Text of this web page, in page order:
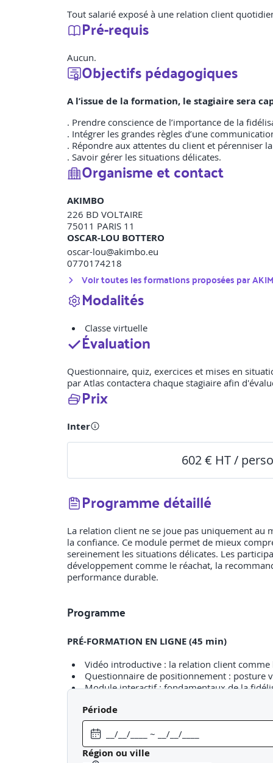
Tout salarié exposé à une relation client
Pré-requis
Aucun.
Objectifs pédagogiques
A l’issue de la formation, le stagiaire sera
. Prendre conscience de l’importance de la
. Intégrer les grandes règles d’une
. Répondre aux attentes du client et pérenniser
. Savoir gérer les situations délicates.
Organisme et contact
AKIMBO
226 BD VOLTAIRE
75011 PARIS 11
OSCAR-LOU BOTTERO
oscar-lou@akimbo.eu
0770174218
Voir toutes les formations proposées par
Modalités
Classe virtuelle
Évaluation
Questionnaire, quiz, exercices et mises en
par Atlas contactera chaque stagiaire afin
Prix
Inter
602 € HT /
Programme détaillé
La relation client ne se joue pas uniquement au
la confiance. Ce module permet de mieux
sereinement les situations délicates. Les
développement comme le réachat, la
performance durable.
Programme
PRÉ-FORMATION EN LIGNE (45 min)
Vidéo introductive : la relation client comme
Questionnaire de positionnement : posture
Module interactif : fondamentaux de la
JOUR 1
Comprendre les enjeux de la relation client :
Adopter une posture client constructive
Gérer les situations difficiles
Période
Région ou ville